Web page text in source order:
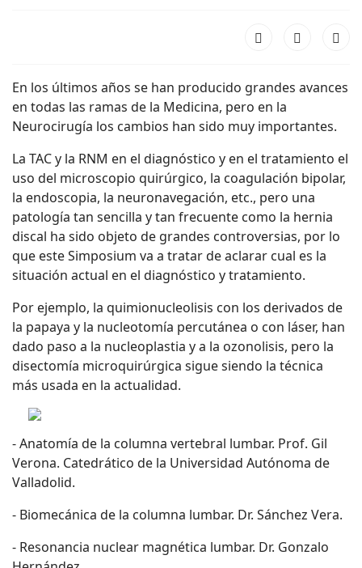
En los últimos años se han producido grandes avances
en todas las ramas de la Medicina, pero en la
Neurocirugía los cambios han sido muy importantes.
La TAC y la RNM en el diagnóstico y en el tratamiento el
uso del microscopio quirúrgico, la coagulación bipolar,
la endoscopia, la neuronavegación, etc., pero una
patología tan sencilla y tan frecuente como la hernia
discal ha sido objeto de grandes controversias, por lo
que este Simposium va a tratar de aclarar cual es la
situación actual en el diagnóstico y tratamiento.
Por ejemplo, la quimionucleolisis con los derivados de
la papaya y la nucleotomía percutánea o con láser, han
dado paso a la nucleoplastia y a la ozonolisis, pero la
disectomía microquirúrgica sigue siendo la técnica
más usada en la actualidad.
- Anatomía de la columna vertebral lumbar. Prof. Gil
Verona. Catedrático de la Universidad Autónoma de
Valladolid.
- Biomecánica de la columna lumbar. Dr. Sánchez Vera.
- Resonancia nuclear magnética lumbar. Dr. Gonzalo